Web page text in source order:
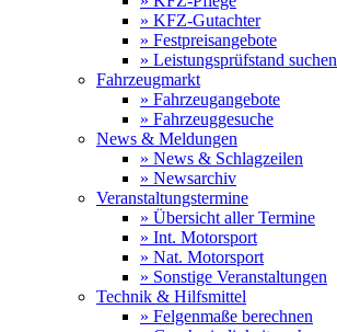
» KFZ-Gutachter
» Festpreisangebote
» Leistungsprüfstand suchen
Fahrzeugmarkt
» Fahrzeugangebote
» Fahrzeuggesuche
News & Meldungen
» News & Schlagzeilen
» Newsarchiv
Veranstaltungstermine
» Übersicht aller Termine
» Int. Motorsport
» Nat. Motorsport
» Sonstige Veranstaltungen
Technik & Hilfsmittel
» Felgenmaße berechnen